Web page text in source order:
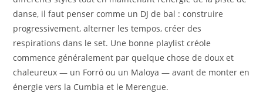
danse, il faut penser comme un DJ de bal : construire
progressivement, alterner les tempos, créer des
respirations dans le set. Une bonne playlist créole
commence généralement par quelque chose de doux et
chaleureux — un Forró ou un Maloya — avant de monter en
énergie vers la Cumbia et le Merengue.